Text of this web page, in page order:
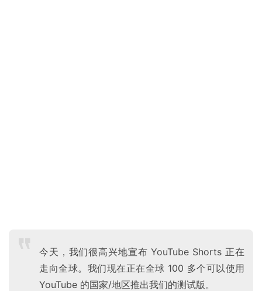
今天，我们很高兴地宣布 YouTube Shorts 正在
走向全球。我们现在正在全球 100 多个可以使用
YouTube 的国家/地区推出我们的测试版。